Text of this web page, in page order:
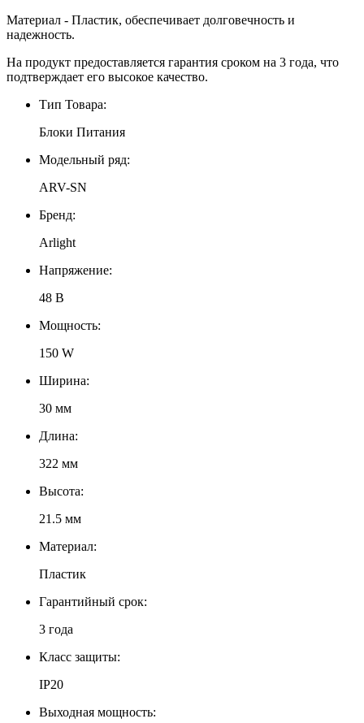
Материал - Пластик, обеспечивает долговечность и
надежность.
На продукт предоставляется гарантия сроком на 3 года, что
подтверждает его высокое качество.
Тип Товара:
Блоки Питания
Модельный ряд:
ARV-SN
Бренд:
Arlight
Напряжение:
48 В
Мощность:
150 W
Ширина:
30 мм
Длина:
322 мм
Высота:
21.5 мм
Материал:
Пластик
Гарантийный срок:
3 года
Класс защиты:
IP20
Выходная мощность: